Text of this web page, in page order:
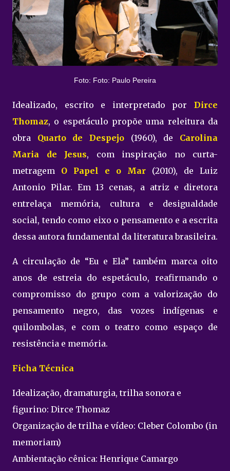
Foto: Foto: Paulo Pereira
Idealizado, escrito e interpretado por Dirce
Thomaz, o espetáculo propõe uma releitura da
obra Quarto de Despejo (1960), de Carolina
Maria de Jesus, com inspiração no curta-
metragem O Papel e o Mar (2010), de Luiz
Antonio Pilar. Em 13 cenas, a atriz e diretora
entrelaça memória, cultura e desigualdade
social, tendo como eixo o pensamento e a escrita
dessa autora fundamental da literatura brasileira.
A circulação de “Eu e Ela” também marca oito
anos de estreia do espetáculo, reafirmando o
compromisso do grupo com a valorização do
pensamento negro, das vozes indígenas e
quilombolas, e com o teatro como espaço de
resistência e memória.
Ficha Técnica
Idealização, dramaturgia, trilha sonora e
figurino: Dirce Thomaz
Organização de trilha e vídeo: Cleber Colombo (in
memoriam)
Ambientação cênica: Henrique Camargo